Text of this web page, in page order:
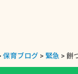
保育ブログ > 緊急 > 餅